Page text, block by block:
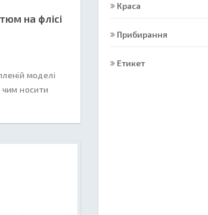
на флісі
моделі
чим носити
Краса
Прибирання
Етикет